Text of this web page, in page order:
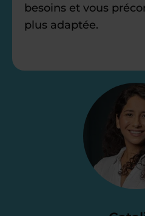
besoins et vous
plus adaptée.
Étape 2
Je vous
proposition